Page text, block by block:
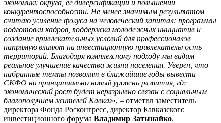
экономики округа, ее диверсификации и повышении
конкурентоспособности. Не менее значимым результатом
считаю усиление фокуса на человеческий капитал: программы
подготовки кадров, поддержка молодежных инициатив и
создание привлекательных условий для профессионалов
напрямую влияют на инвестиционную привлекательность
территорий. Благодаря комплексному подходу мы видим
реальное улучшение качества жизни населения. Уверен, что
набранные темпы позволят в ближайшие годы вывести
СКФО на принципиально новый уровень развития, где
экономический рост будет неразрывно связан с социальным
благополучием жителей Кавказ», – отметил заместитель
директора Фонда Росконгресс, директор Кавказского
инвестиционного форума Владимир Затынайко.